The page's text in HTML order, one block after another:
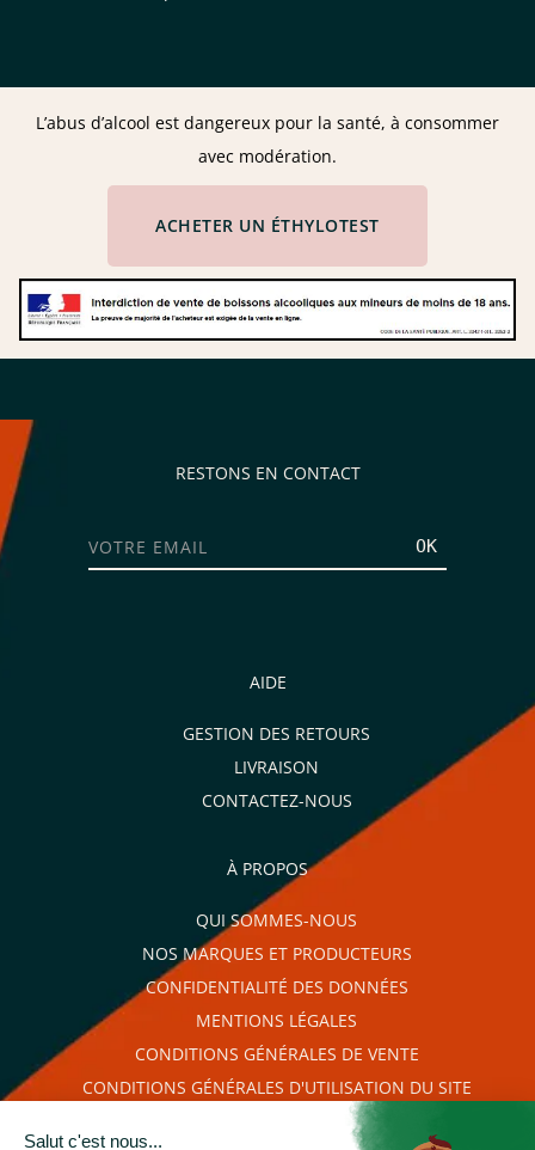
L’abus d’alcool est dangereux pour la santé, à consommer
avec modération.
ACHETER UN ÉTHYLOTEST
RESTONS EN CONTACT
OK
AIDE
GESTION DES RETOURS
LIVRAISON
CONTACTEZ-NOUS
À PROPOS
QUI SOMMES-NOUS
NOS MARQUES ET PRODUCTEURS
CONFIDENTIALITÉ DES DONNÉES
MENTIONS LÉGALES
CONDITIONS GÉNÉRALES DE VENTE
CONDITIONS GÉNÉRALES D'UTILISATION DU SITE